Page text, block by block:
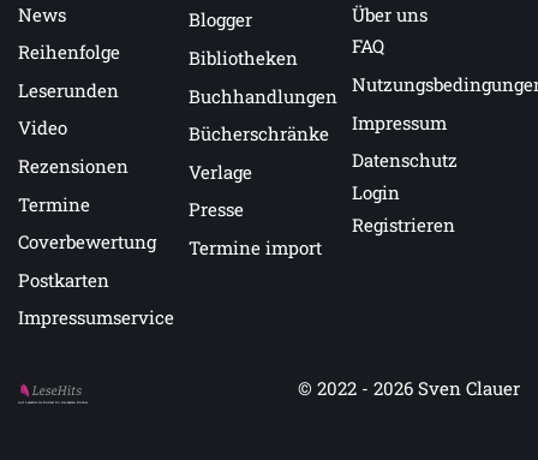
News
Reihenfolge
Leserunden
Video
Rezensionen
Termine
Coverbewertung
Postkarten
Impressumservice
Blogger
Bibliotheken
Buchhandlungen
Bücherschränke
Verlage
Presse
Termine import
Über uns
FAQ
Impressum
Datenschutz
Login
Registrieren
Auf LeseHits.de findest Du die besten Bücher.
© 2022 - 2026 Sven Clauer